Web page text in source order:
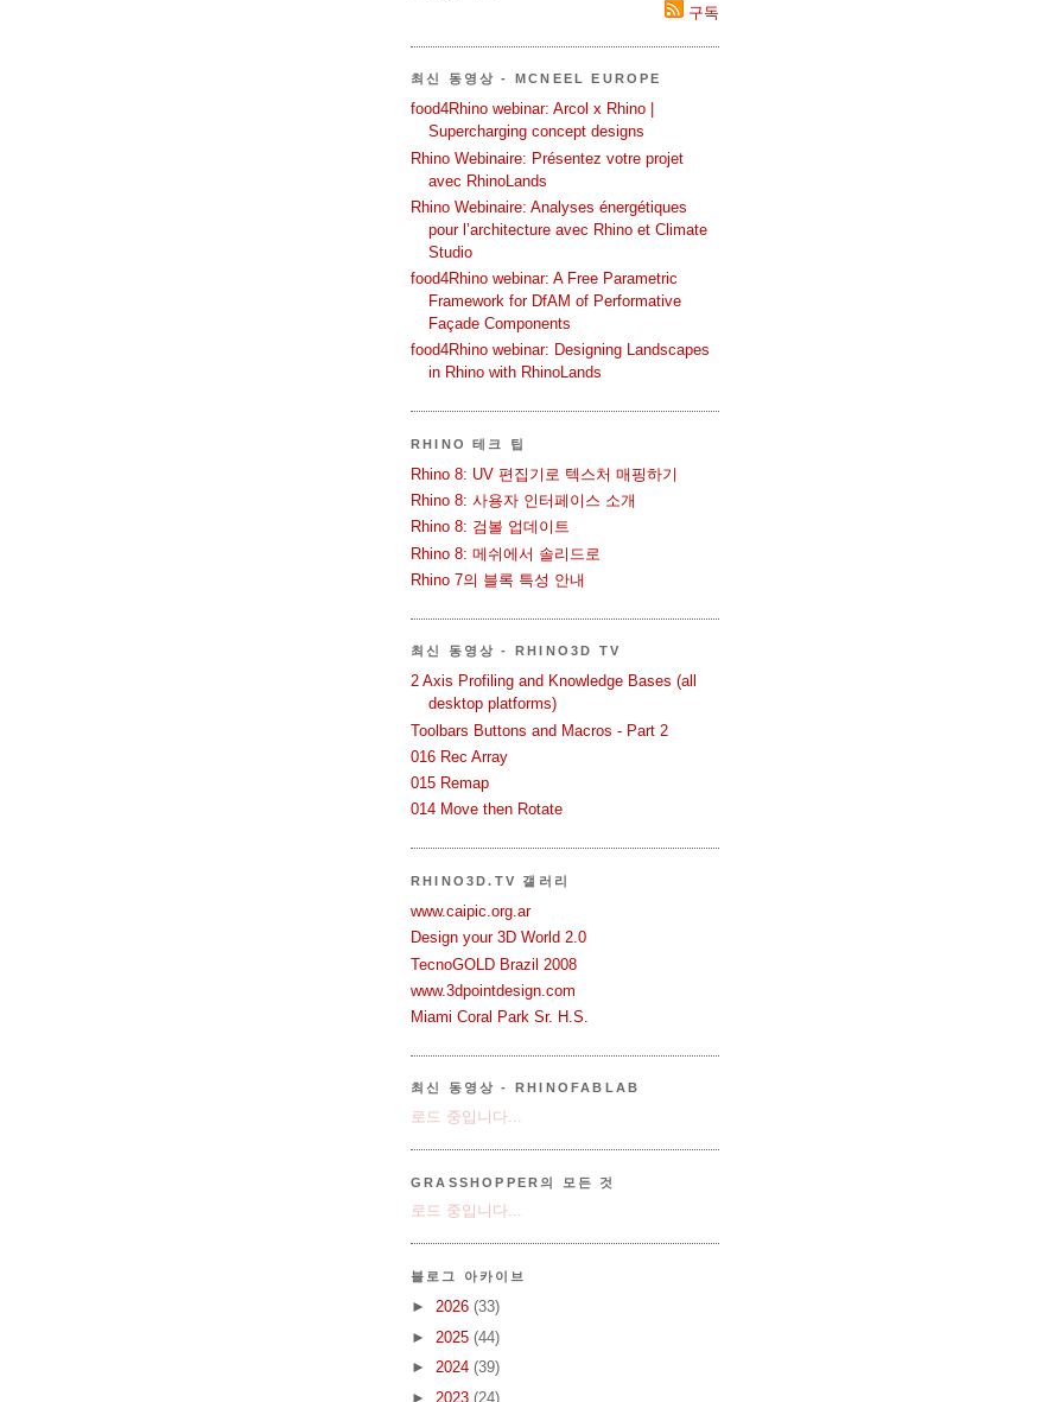
구독
최신 동영상 - MCNEEL EUROPE
food4Rhino webinar: Arcol x Rhino |
Supercharging concept designs
Rhino Webinaire: Présentez votre projet
avec RhinoLands
Rhino Webinaire: Analyses énergétiques
pour l’architecture avec Rhino et Climate
Studio
food4Rhino webinar: A Free Parametric
Framework for DfAM of Performative
Façade Components
food4Rhino webinar: Designing Landscapes
in Rhino with RhinoLands
RHINO 테크 팁
Rhino 8: UV 편집기로 텍스처 매핑하기
Rhino 8: 사용자 인터페이스 소개
Rhino 8: 검볼 업데이트
Rhino 8: 메쉬에서 솔리드로
Rhino 7의 블록 특성 안내
최신 동영상 - RHINO3D TV
2 Axis Profiling and Knowledge Bases (all
desktop platforms)
Toolbars Buttons and Macros - Part 2
016 Rec Array
015 Remap
014 Move then Rotate
RHINO3D.TV 갤러리
www.caipic.org.ar
Design your 3D World 2.0
TecnoGOLD Brazil 2008
www.3dpointdesign.com
Miami Coral Park Sr. H.S.
최신 동영상 - RHINOFABLAB
로드 중입니다...
GRASSHOPPER의 모든 것
로드 중입니다...
블로그 아카이브
► 2026 (33)
► 2025 (44)
► 2024 (39)
► 2023 (24)